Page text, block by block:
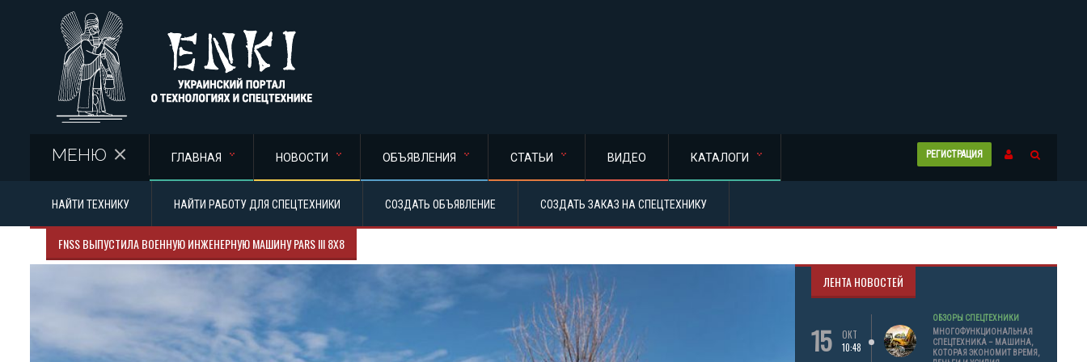
РЕГИСТРАЦИЯ
МЕНЮ ГЛАВНАЯ НОВОСТИ ОБЪЯВЛЕНИЯ СТАТЬИ ВИДЕО КАТАЛОГИ
НАЙТИ ТЕХНИКУ НАЙТИ РАБОТУ ДЛЯ СПЕЦТЕХНИКИ СОЗДАТЬ ОБЪЯВЛЕНИЕ СОЗДАТЬ ЗАКАЗ НА СПЕЦТЕХНИКУ
FNSS ВЫПУСТИЛА ВОЕННУЮ ИНЖЕНЕРНУЮ МАШИНУ PARS III 8X8
ЛЕНТА НОВОСТЕЙ
15
ОКТ
10:48
ОБЗОРЫ СПЕЦТЕХНИКИ
МНОГОФУНКЦИОНАЛЬНАЯ
СПЕЦТЕХНИКА – МАШИНА,
КОТОРАЯ ЭКОНОМИТ ВРЕМЯ,